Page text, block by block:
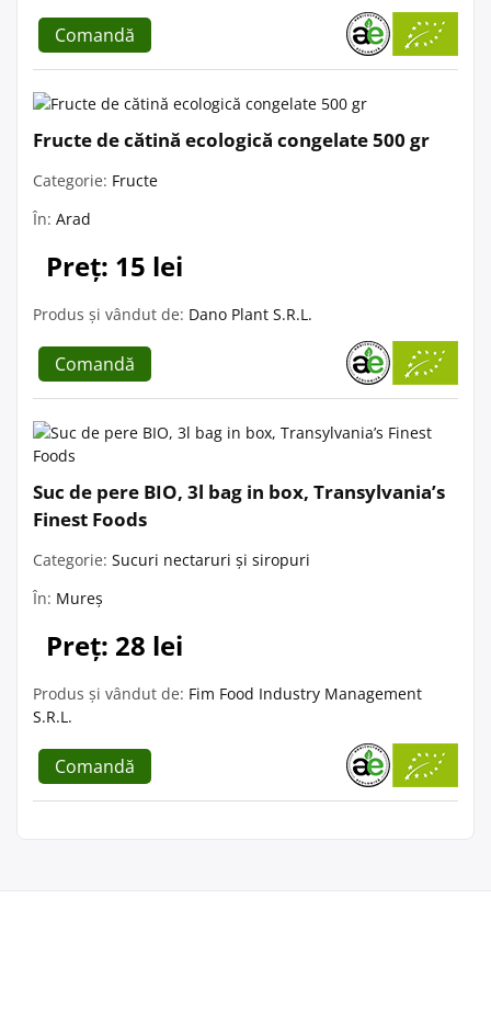
Comandă
Fructe de cătină ecologică congelate 500 gr
Categorie: Fructe
În: Arad
Preț: 15 lei
Produs și vândut de: Dano Plant S.R.L.
Comandă
Suc de pere BIO, 3l bag in box, Transylvania’s
Finest Foods
Categorie: Sucuri nectaruri și siropuri
În: Mureș
Preț: 28 lei
Produs și vândut de: Fim Food Industry Management
S.R.L.
Comandă